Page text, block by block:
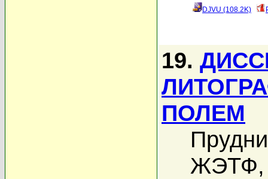
DJVU (108.2K)
19.
ПОЛЕМ
ЖЭТФ,